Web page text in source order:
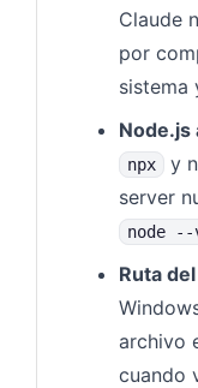
Claude
por
sistema
Node.js
npx
y
server
node
Ruta
archivo
cuando